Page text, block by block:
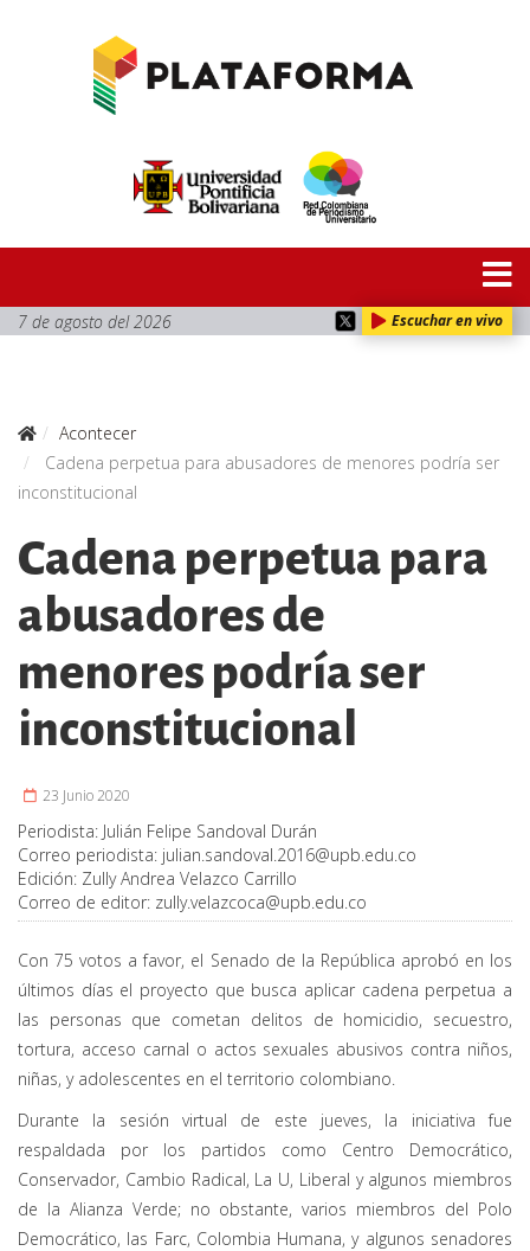
7 de agosto del 2026 Escuchar en vivo
Acontecer
Cadena perpetua para abusadores de menores podría ser
inconstitucional
Cadena perpetua para
abusadores de
menores podría ser
inconstitucional
23 Junio 2020
Periodista: Julián Felipe Sandoval Durán
Correo periodista: julian.sandoval.2016@upb.edu.co
Edición: Zully Andrea Velazco Carrillo
Correo de editor: zully.velazcoca@upb.edu.co
Con 75 votos a favor, el Senado de la República aprobó en los
últimos días el proyecto que busca aplicar cadena perpetua a
las personas que cometan delitos de homicidio, secuestro,
tortura, acceso carnal o actos sexuales abusivos contra niños,
niñas, y adolescentes en el territorio colombiano.
Durante la sesión virtual de este jueves, la iniciativa fue
respaldada por los partidos como Centro Democrático,
Conservador, Cambio Radical, La U, Liberal y algunos miembros
de la Alianza Verde; no obstante, varios miembros del Polo
Democrático, las Farc, Colombia Humana, y algunos senadores